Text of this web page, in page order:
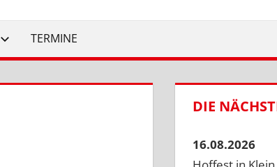
TERMINE
DIE
16.08.2026